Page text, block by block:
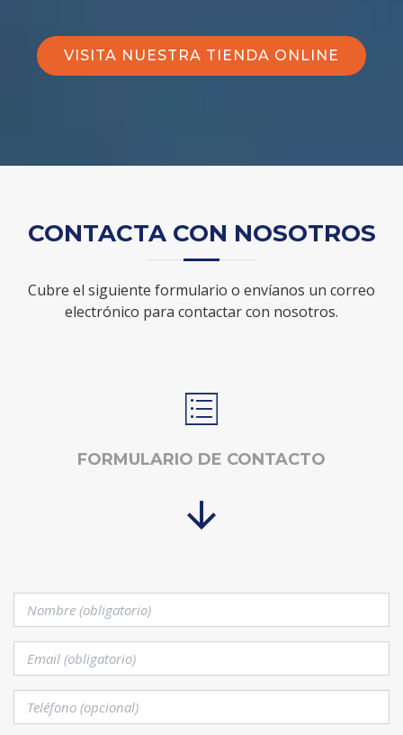
VISITA NUESTRA TIENDA ONLINE
CONTACTA CON NOSOTROS
Cubre el siguiente formulario o envíanos un correo
electrónico para contactar con nosotros.
FORMULARIO DE CONTACTO